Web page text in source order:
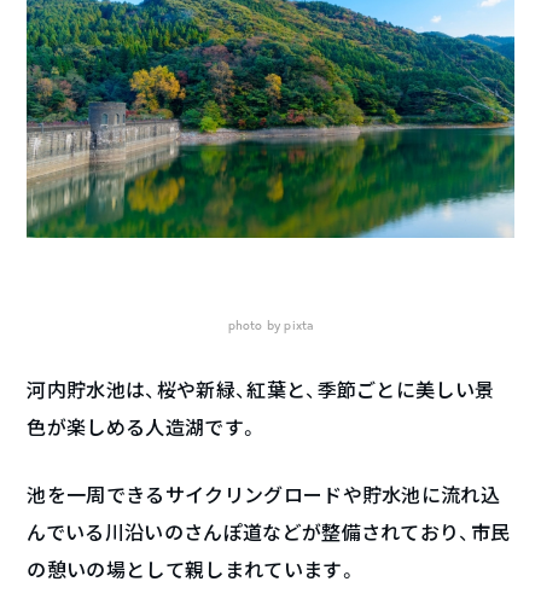
photo by pixta
河内貯水池は、桜や新緑、紅葉と、季節ごとに美しい景
色が楽しめる人造湖です。
池を一周できるサイクリングロードや貯水池に流れ込
んでいる川沿いのさんぽ道などが整備されており、市民
の憩いの場として親しまれています。